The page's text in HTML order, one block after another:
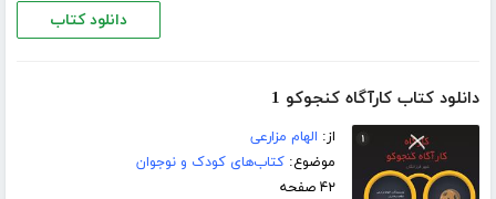
دانلود کتاب
دانلود کتاب کارآگاه کنجوکو 1
از: الهام مزارعی
موضوع:کتاب‌های کودک و نوجوان
۴۲ صفحه